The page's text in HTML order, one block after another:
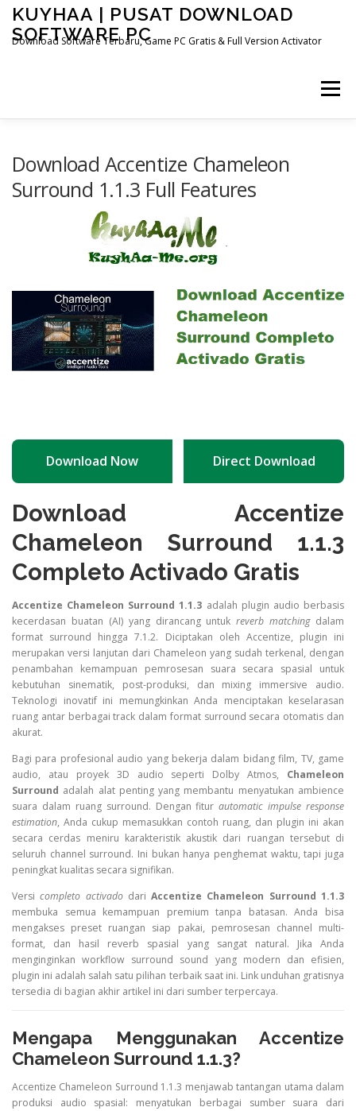
Skip
content
KUYHAA | PUSAT DOWNLOAD
SOFTWARE PC
Download Software Terbaru, Game PC Gratis & Full Version Activator
Menu
OTHER PAGES
Download Accentize Chameleon
Surround 1.1.3 Full Features
Download Now Direct Download
Download Accentize
Chameleon Surround 1.1.3
Completo Activado Gratis
Accentize Chameleon Surround 1.1.3 adalah plugin audio berbasis
kecerdasan buatan (AI) yang dirancang untukreverb matchingdalam
format surround hingga 7.1.2. Diciptakan oleh Accentize, plugin ini
merupakan versi lanjutan dari Chameleon yang sudah terkenal, dengan
penambahan kemampuan pemrosesan suara secara spasial untuk
kebutuhan sinematik, post-produksi, dan mixing immersive audio.
Teknologi inovatif ini memungkinkan Anda menciptakan keselarasan
ruang antar berbagai track dalam format surround secara otomatis dan
akurat.
Bagi para profesional audio yang bekerja dalam bidang film, TV, game
audio, atau proyek 3D audio seperti Dolby Atmos, Chameleon
Surround adalah alat penting yang membantu menyatukan ambience
suara dalam ruang surround. Dengan fiturautomatic impulse response
estimation, Anda cukup memasukkan contoh ruang, dan plugin ini akan
secara cerdas meniru karakteristik akustik dari ruangan tersebut di
seluruh channel surround. Ini bukan hanya penghemat waktu, tapi juga
peningkat kualitas secara signifikan.
Versicompleto activadodariAccentize Chameleon Surround 1.1.3
membuka semua kemampuan premium tanpa batasan. Anda bisa
mengakses preset ruangan siap pakai, pemrosesan channel multi-
format, dan hasil reverb spasial yang sangat natural. Jika Anda
menginginkan workflow surround sound yang modern dan efisien,
plugin ini adalah salah satu pilihan terbaik saat ini. Link unduhan gratisnya
tersedia di bagian akhir artikel ini dari sumber terpercaya.
Mengapa Menggunakan Accentize
Chameleon Surround 1.1.3?
Accentize Chameleon Surround 1.1.3 menjawab tantangan utama dalam
produksi audio spasial: menyatukan berbagai sumber suara dari